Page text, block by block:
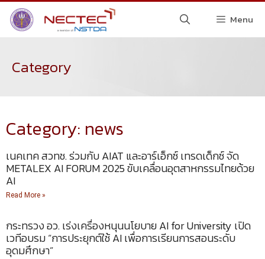
Menu
Category
Category: news
เนคเทค สวทช. ร่วมกับ AIAT และอาร์เอ็กซ์ เทรดเด็กซ์ จัด
METALEX AI FORUM 2025 ขับเคลื่อนอุตสาหกรรมไทยด้วย
AI
Read More »
กระทรวง อว. เร่งเครื่องหนุนนโยบาย AI for University เปิด
เวทีอบรม “การประยุกต์ใช้ AI เพื่อการเรียนการสอนระดับ
อุดมศึกษา”